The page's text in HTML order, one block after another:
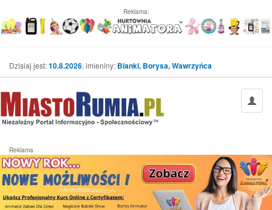
Reklama:
Dzisiaj jest:10.8.2026, imieniny: Bianki, Borysa, Wawrzyńca
Reklama